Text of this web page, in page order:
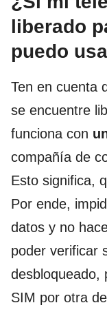
liberado
puedo
Ten en cuenta
se encuentre
funciona con
compañía de
Esto significa,
Por ende,
datos y no
poder verificar
desbloqueado,
SIM por otra